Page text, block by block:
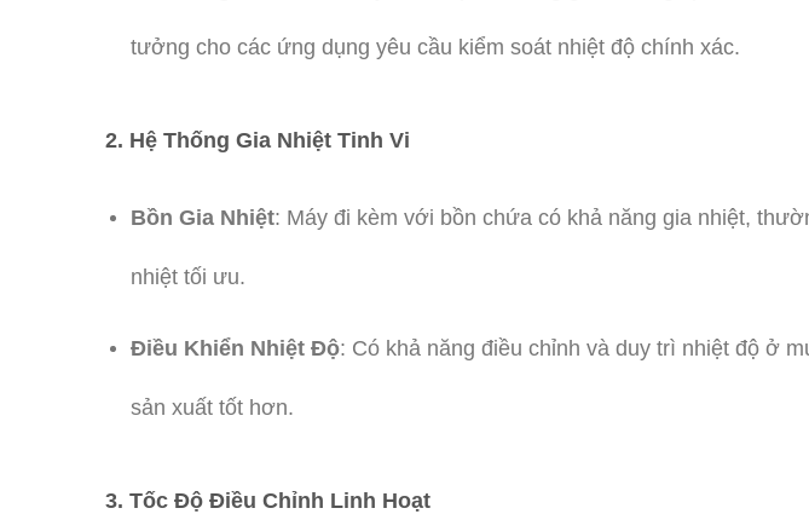
tưởng cho các ứng dụng yêu cầu kiểm soát nhiệt độ chính xác.
2. Hệ Thống Gia Nhiệt Tinh Vi
Bồn Gia Nhiệt: Máy đi kèm với bồn chứa có khả năng gia nhiệt,
nhiệt tối ưu.
Điều Khiển Nhiệt Độ: Có khả năng điều chỉnh và duy trì nhiệt độ ở
sản xuất tốt hơn.
3. Tốc Độ Điều Chỉnh Linh Hoạt